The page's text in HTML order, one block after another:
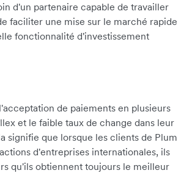
d'un partenaire capable de travailler
faciliter une mise sur le marché rapide
fonctionnalité d'investissement
de paiements en plusieurs
et le faible taux de change dans leur
signifie que lorsque les clients de Plum
d'entreprises internationales, ils
qu'ils obtiennent toujours le meilleur